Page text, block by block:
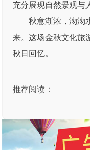
充分展现自然景观与
秋意渐浓，沕沕
来。这场金秋文化旅
秋日回忆。
推荐阅读：